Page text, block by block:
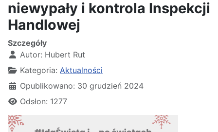
niewypały i kontrola Inspekcji
Handlowej
Szczegóły
Autor: Hubert Rut
Kategoria: Aktualności
Opublikowano: 30 grudzień 2024
Odsłon: 1277